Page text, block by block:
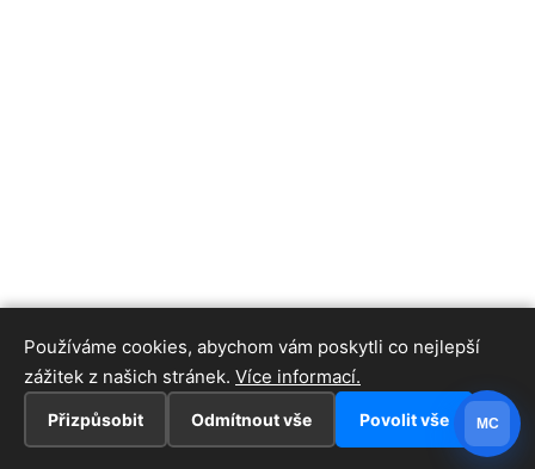
Používáme cookies, abychom vám poskytli co nejlepší
zážitek z našich stránek. Více informací.
Přizpůsobit Odmítnout vše Povolit vše MC